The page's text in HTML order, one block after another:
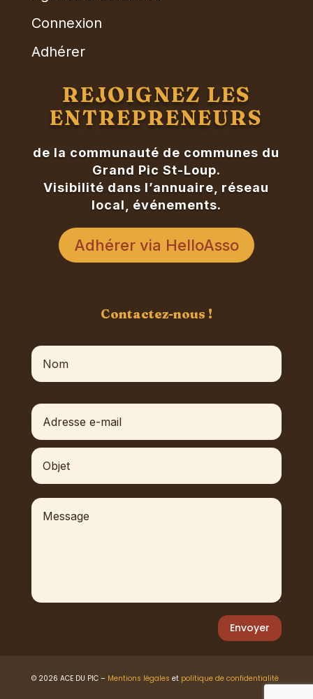
Connexion
Adhérer
REJOIGNEZ LES
ENTREPRENEURS
de la communauté de communes du
Grand Pic St-Loup.
Visibilité dans l’annuaire, réseau
local, événements.
Adhérer via HelloAsso
Contactez-nous !
Envoyer
© 2026 ACE DU PIC – Mentions légales et politique de confidentialité